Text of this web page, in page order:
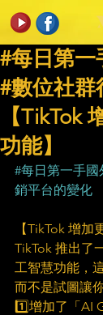
#每日第一
#數位社群
【TikTok
功能】
#每日第一手國
銷平台的變化
【TikTok 增加
TikTok 推出了
工智慧功能，
而不是試圖讓
1️⃣增加了「AI